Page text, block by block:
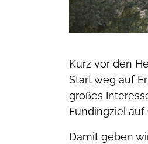
Kurz vor den
Start weg auf
großes
Fundingziel auf
Damit geben